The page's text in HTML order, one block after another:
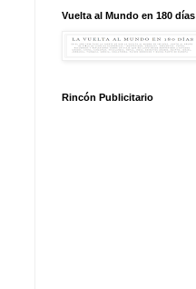
Vuelta al Mundo en 180 días
Rincón Publicitario